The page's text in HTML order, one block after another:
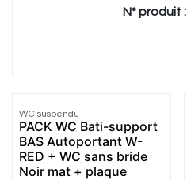
N° produit :
Meilleur
prix
WC suspendu
PACK WC Bati-support
BAS Autoportant W-
RED + WC sans bride
Noir mat + plaque